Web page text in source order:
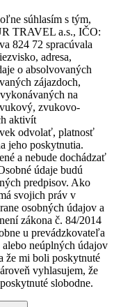
súhlasím s tým,
TRAVEL a.s., IČO:
824 72 spracúvala
adresa,
o absolvovaných
zájazdoch,
na
zvukovo-
aktivít
odvolať, platnosť
jeho poskytnutia.
a nebude dochádzať
údaje budú
predpisov. Ako
svojich práv v
osobných údajov a
zákona č. 84/2014
u prevádzkovateľa
neúplných údajov
že mi boli poskytnuté
vyhlasujem, že
slobodne.